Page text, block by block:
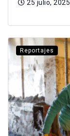
25 julio, 2025
Reportajes